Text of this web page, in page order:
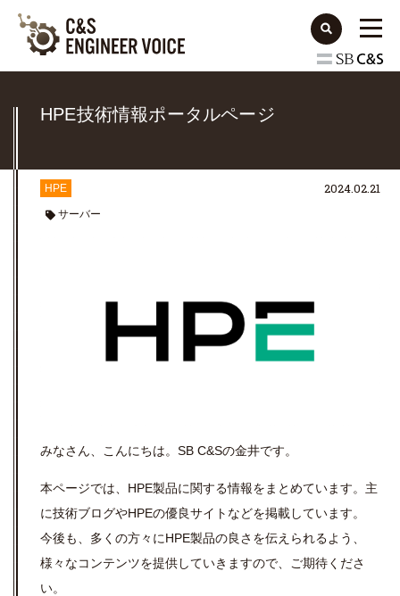
HPE技術情報ポータルページ
HPE
サーバー
2024.02.21
みなさん、こんにちは。SB C&Sの金井です。
本ページでは、HPE製品に関する情報をまとめています。主
に技術ブログやHPEの優良サイトなどを掲載しています。
今後も、多くの方々にHPE製品の良さを伝えられるよう、
様々なコンテンツを提供していきますので、ご期待くださ
い。